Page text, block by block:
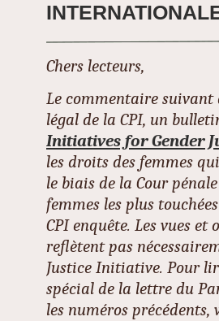
Chers lecteurs,
Le commentaire suivant
légal de la CPI, un
Initiatives for Gender
les droits des femmes
le biais de la Cour
femmes les plus
CPI enquête. Les vues
reflètent pas
Justice Initiative. Pour
spécial de la lettre du
les numéros